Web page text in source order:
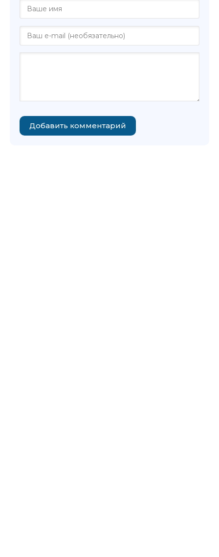
Добавить комментарий